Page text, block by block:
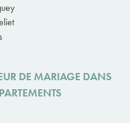
DE MARIAGE DANS